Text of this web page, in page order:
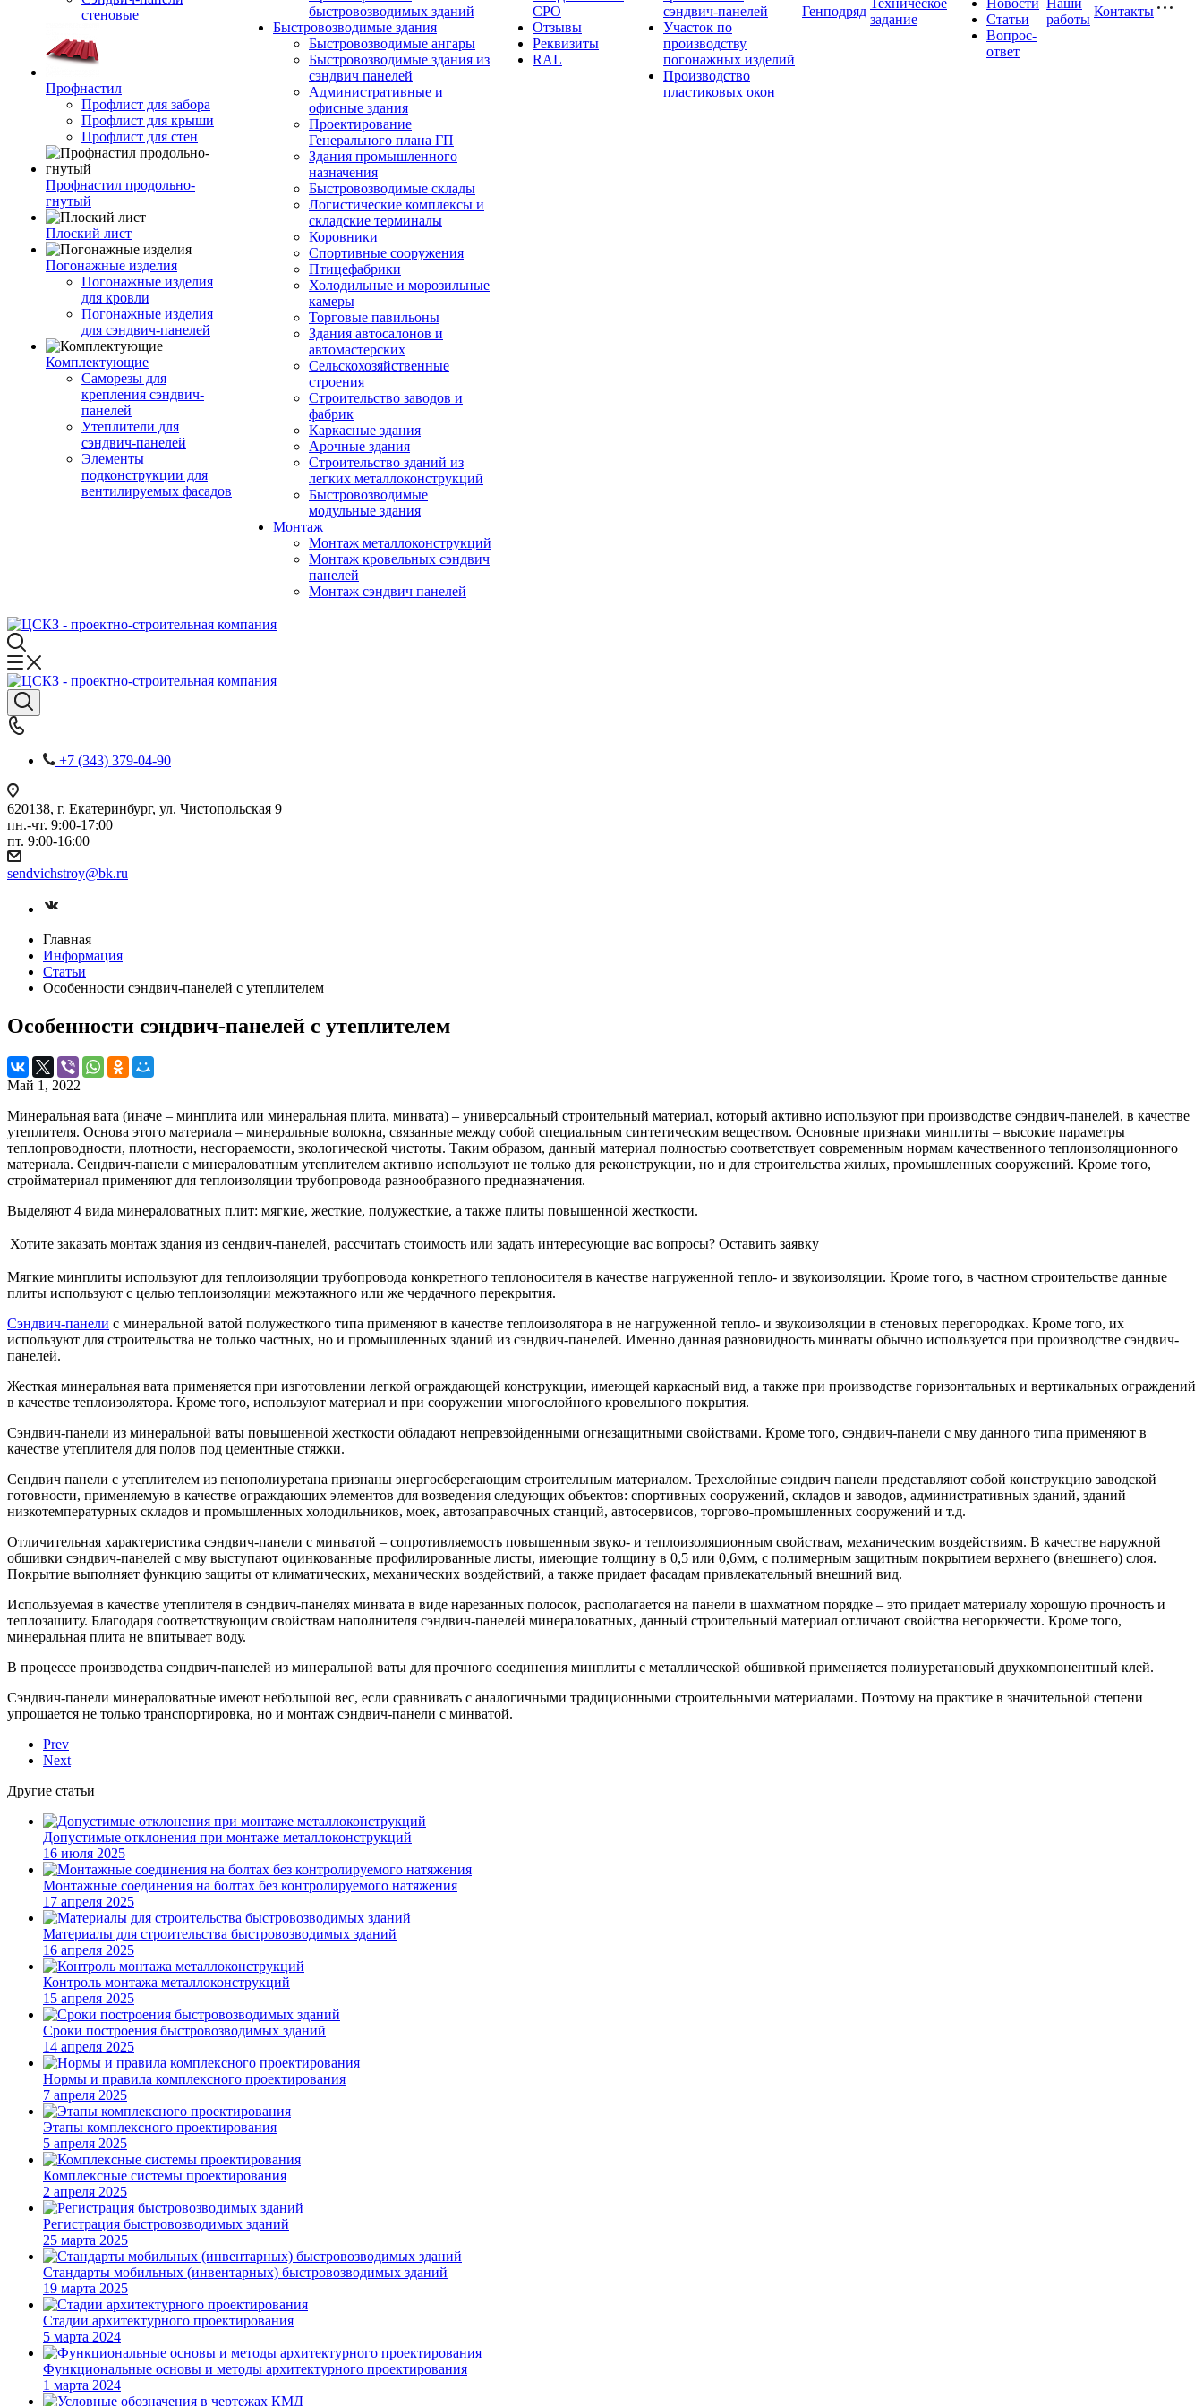
стеновые
Профнастил
Профлист для забора
Профлист для крыши
Профлист для стен
Профнастил продольно-
гнутый
Плоский лист
Погонажные изделия
Погонажные изделия
для кровли
Погонажные изделия
для сэндвич-панелей
Комплектующие
Саморезы для
крепления сэндвич-
панелей
Утеплители для
сэндвич-панелей
Элементы
подконструкции для
вентилируемых фасадов
быстровозводимых зданий
Быстровозводимые здания
Быстровозводимые ангары
Быстровозводимые здания из
сэндвич панелей
Административные и
офисные здания
Проектирование
Генерального плана ГП
Здания промышленного
назначения
Быстровозводимые склады
Логистические комплексы и
складские терминалы
Коровники
Спортивные сооружения
Птицефабрики
Холодильные и морозильные
камеры
Торговые павильоны
Здания автосалонов и
автомастерских
Сельскохозяйственные
строения
Строительство заводов и
фабрик
Каркасные здания
Арочные здания
Строительство зданий из
легких металлоконструкций
Быстровозводимые
модульные здания
Монтаж
Монтаж металлоконструкций
Монтаж кровельных сэндвич
панелей
Монтаж сэндвич панелей
СРО
Отзывы
Реквизиты
RAL
сэндвич-панелей
Участок по
производству
погонажных изделий
Производство
пластиковых окон
Генподряд
Техническое
задание
Новости
Статьи
Вопрос-
ответ
Наши
работы
Контакты
+7 (343) 379-04-90
620138, г. Екатеринбург, ул. Чистопольская 9
пн.-чт. 9:00-17:00
пт. 9:00-16:00
sendvichstroy@bk.ru
Главная
Информация
Статьи
Особенности сэндвич-панелей с утеплителем
Особенности сэндвич-панелей с утеплителем
Май 1, 2022
Минеральная вата (иначе – минплита или минеральная плита, минвата) – универсальный строительный материал, который активно используют при производстве сэндвич-панелей, в качестве
утеплителя. Основа этого материала – минеральные волокна, связанные между собой специальным синтетическим веществом. Основные признаки минплиты – высокие параметры
теплопроводности, плотности, несгораемости, экологической чистоты. Таким образом, данный материал полностью соответствует современным нормам качественного теплоизоляционного
материала. Сендвич-панели с минераловатным утеплителем активно используют не только для реконструкции, но и для строительства жилых, промышленных сооружений. Кроме того,
стройматериал применяют для теплоизоляции трубопровода разнообразного предназначения.
Выделяют 4 вида минераловатных плит: мягкие, жесткие, полужесткие, а также плиты повышенной жесткости.
Хотите заказать монтаж здания из сендвич-панелей, рассчитать стоимость или задать интересующие вас вопросы? Оставить заявку
Мягкие минплиты используют для теплоизоляции трубопровода конкретного теплоносителя в качестве нагруженной тепло- и звукоизоляции. Кроме того, в частном строительстве данные
плиты используют с целью теплоизоляции межэтажного или же чердачного перекрытия.
Сэндвич-панели с минеральной ватой полужесткого типа применяют в качестве теплоизолятора в не нагруженной тепло- и звукоизоляции в стеновых перегородках. Кроме того, их
используют для строительства не только частных, но и промышленных зданий из сэндвич-панелей. Именно данная разновидность минваты обычно используется при производстве сэндвич-
панелей.
Жесткая минеральная вата применяется при изготовлении легкой ограждающей конструкции, имеющей каркасный вид, а также при производстве горизонтальных и вертикальных ограждений
в качестве теплоизолятора. Кроме того, используют материал и при сооружении многослойного кровельного покрытия.
Сэндвич-панели из минеральной ваты повышенной жесткости обладают непревзойденными огнезащитными свойствами. Кроме того, сэндвич-панели с мву данного типа применяют в
качестве утеплителя для полов под цементные стяжки.
Сендвич панели с утеплителем из пенополиуретана признаны энергосберегающим строительным материалом. Трехслойные сэндвич панели представляют собой конструкцию заводской
готовности, применяемую в качестве ограждающих элементов для возведения следующих объектов: спортивных сооружений, складов и заводов, административных зданий, зданий
низкотемпературных складов и промышленных холодильников, моек, автозаправочных станций, автосервисов, торгово-промышленных сооружений и т.д.
Отличительная характеристика сэндвич-панели с минватой – сопротивляемость повышенным звуко- и теплоизоляционным свойствам, механическим воздействиям. В качестве наружной
обшивки сэндвич-панелей с мву выступают оцинкованные профилированные листы, имеющие толщину в 0,5 или 0,6мм, с полимерным защитным покрытием верхнего (внешнего) слоя.
Покрытие выполняет функцию защиты от климатических, механических воздействий, а также придает фасадам привлекательный внешний вид.
Используемая в качестве утеплителя в сэндвич-панелях минвата в виде нарезанных полосок, располагается на панели в шахматном порядке – это придает материалу хорошую прочность и
теплозащиту. Благодаря соответствующим свойствам наполнителя сэндвич-панелей минераловатных, данный строительный материал отличают свойства негорючести. Кроме того,
минеральная плита не впитывает воду.
В процессе производства сэндвич-панелей из минеральной ваты для прочного соединения минплиты с металлической обшивкой применяется полиуретановый двухкомпонентный клей.
Сэндвич-панели минераловатные имеют небольшой вес, если сравнивать с аналогичными традиционными строительными материалами. Поэтому на практике в значительной степени
упрощается не только транспортировка, но и монтаж сэндвич-панели с минватой.
Prev
Next
Другие статьи
Допустимые отклонения при монтаже металлоконструкций
16 июля 2025
Монтажные соединения на болтах без контролируемого натяжения
17 апреля 2025
Материалы для строительства быстровозводимых зданий
16 апреля 2025
Контроль монтажа металлоконструкций
15 апреля 2025
Сроки построения быстровозводимых зданий
14 апреля 2025
Нормы и правила комплексного проектирования
7 апреля 2025
Этапы комплексного проектирования
5 апреля 2025
Комплексные системы проектирования
2 апреля 2025
Регистрация быстровозводимых зданий
25 марта 2025
Стандарты мобильных (инвентарных) быстровозводимых зданий
19 марта 2025
Стадии архитектурного проектирования
5 марта 2024
Функциональные основы и методы архитектурного проектирования
1 марта 2024